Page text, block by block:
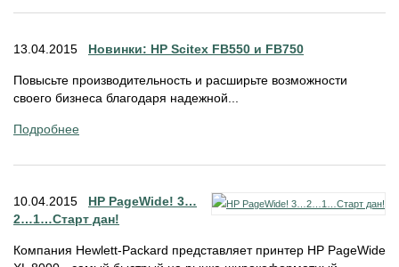
13.04.2015 Новинки: HP Scitex FB550 и FB750
Повысьте производительность и расширьте возможности
своего бизнеса благодаря надежной...
Подробнее
10.04.2015 HP PageWide! 3…
2…1…Старт дан!
Компания Hewlett-Packard представляет принтер HP PageWide